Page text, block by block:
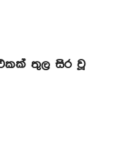
තුල සිර වූ